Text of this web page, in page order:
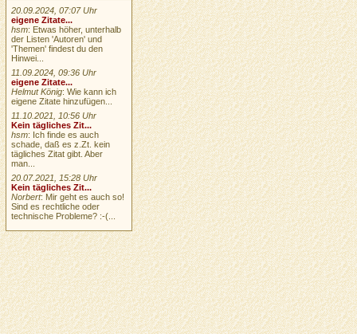
20.09.2024, 07:07 Uhr
eigene Zitate...
hsm: Etwas höher, unterhalb
der Listen 'Autoren' und
'Themen' findest du den
Hinwei...
11.09.2024, 09:36 Uhr
eigene Zitate...
Helmut König: Wie kann ich
eigene Zitate hinzufügen...
11.10.2021, 10:56 Uhr
Kein tägliches Zit...
hsm: Ich finde es auch
schade, daß es z.Zt. kein
tägliches Zitat gibt. Aber
man...
20.07.2021, 15:28 Uhr
Kein tägliches Zit...
Norbert: Mir geht es auch so!
Sind es rechtliche oder
technische Probleme? :-(...